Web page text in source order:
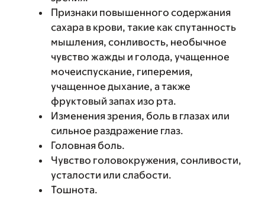
Признаки повышенного содержания
сахара в крови, такие как спутанность
мышления, сонливость, необычное
чувство жажды и голода, учащенное
мочеиспускание, гиперемия,
учащенное дыхание, а также
фруктовый запах изо рта.
Изменения зрения, боль в глазах или
сильное раздражение глаз.
Головная боль.
Чувство головокружения, сонливости,
усталости или слабости.
Тошнота.